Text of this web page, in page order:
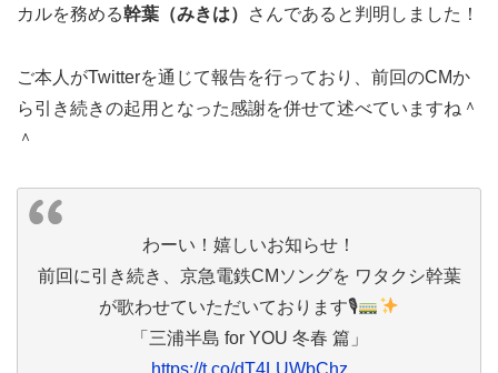
カルを務める幹葉（みきは） さんであると判明しました！
ご本人がTwitterを通じて報告を行っており、前回のCMか
ら引き続きの起用となった感謝を併せて述べていますね＾
＾
わーい！嬉しいお知らせ！
前回に引き続き、京急電鉄CMソングを ワタクシ幹葉
が歌わせていただいております🎙
「三浦半島 for YOU 冬春 篇」
https://t.co/dT4LUWbChz